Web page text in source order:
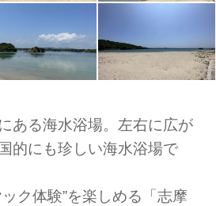
ある海水浴場。左右に広が
的にも珍しい海水浴場で
ク体験”を楽しめる「志摩